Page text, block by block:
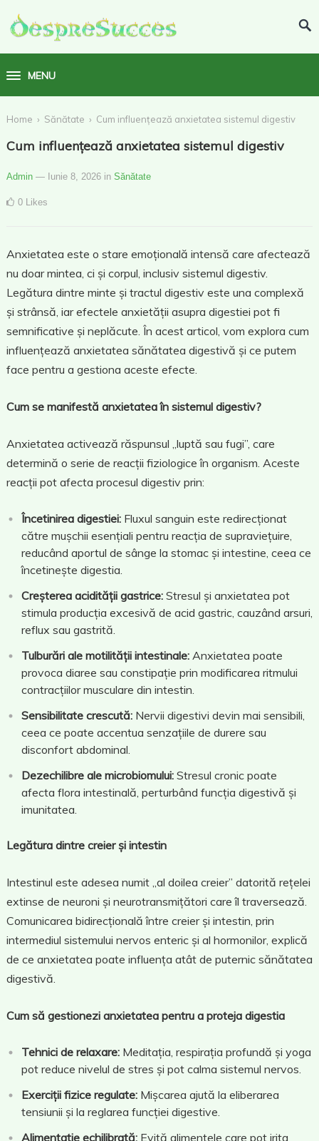
MENU
Home › Sănătate › Cum influențează anxietatea sistemul digestiv
Cum influențează anxietatea sistemul digestiv
Admin — Iunie 8, 2026 in Sănătate
0 Likes
Anxietatea este o stare emoțională intensă care afectează
nu doar mintea, ci și corpul, inclusiv sistemul digestiv.
Legătura dintre minte și tractul digestiv este una complexă
și strânsă, iar efectele anxietății asupra digestiei pot fi
semnificative și neplăcute. În acest articol, vom explora cum
influențează anxietatea sănătatea digestivă și ce putem
face pentru a gestiona aceste efecte.
Cum se manifestă anxietatea în sistemul digestiv?
Anxietatea activează răspunsul „luptă sau fugi”, care
determină o serie de reacții fiziologice în organism. Aceste
reacții pot afecta procesul digestiv prin:
Încetinirea digestiei:Fluxul sanguin este redirecționat
către mușchii esențiali pentru reacția de supraviețuire,
reducând aportul de sânge la stomac și intestine, ceea ce
încetinește digestia.
Creșterea acidității gastrice:Stresul și anxietatea pot
stimula producția excesivă de acid gastric, cauzând arsuri,
reflux sau gastrită.
Tulburări ale motilității intestinale:Anxietatea poate
provoca diaree sau constipație prin modificarea ritmului
contracțiilor musculare din intestin.
Sensibilitate crescută:Nervii digestivi devin mai sensibili,
ceea ce poate accentua senzațiile de durere sau
disconfort abdominal.
Dezechilibre ale microbiomului:Stresul cronic poate
afecta flora intestinală, perturbând funcția digestivă și
imunitatea.
Legătura dintre creier și intestin
Intestinul este adesea numit „al doilea creier” datorită rețelei
extinse de neuroni și neurotransmițători care îl traversează.
Comunicarea bidirecțională între creier și intestin, prin
intermediul sistemului nervos enteric și al hormonilor, explică
de ce anxietatea poate influența atât de puternic sănătatea
digestivă.
Cum să gestionezi anxietatea pentru a proteja digestia
Tehnici de relaxare:Meditația, respirația profundă și yoga
pot reduce nivelul de stres și pot calma sistemul nervos.
Exerciții fizice regulate:Mișcarea ajută la eliberarea
tensiunii și la reglarea funcției digestive.
Alimentație echilibrată:Evită alimentele care pot irita